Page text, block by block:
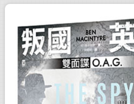
會員專屬
會員儲值方案